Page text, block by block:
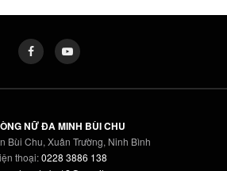
NỮ ĐA MINH BÙI CHU
Bùi Chu, Xuân Trường, Ninh Bình
thoại:0228 3886 138